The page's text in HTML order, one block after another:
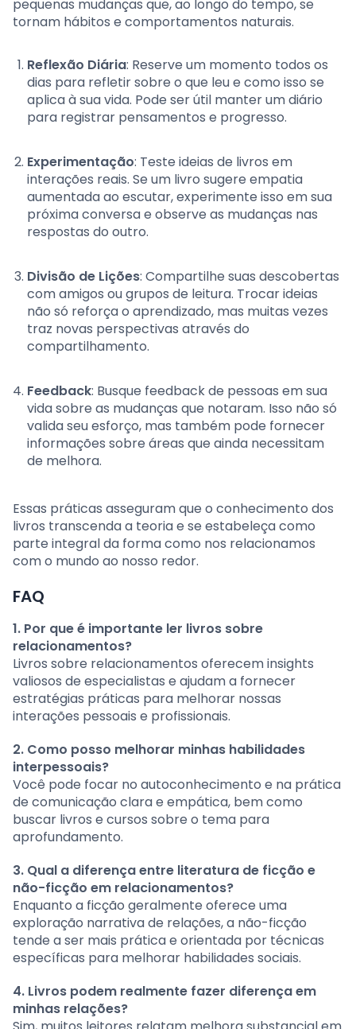
pequenas mudanças que, ao longo do tempo, se
tornam hábitos e comportamentos naturais.
Reflexão Diária: Reserve um momento todos os
dias para refletir sobre o que leu e como isso se
aplica à sua vida. Pode ser útil manter um diário
para registrar pensamentos e progresso.
Experimentação: Teste ideias de livros em
interações reais. Se um livro sugere empatia
aumentada ao escutar, experimente isso em sua
próxima conversa e observe as mudanças nas
respostas do outro.
Divisão de Lições: Compartilhe suas descobertas
com amigos ou grupos de leitura. Trocar ideias
não só reforça o aprendizado, mas muitas vezes
traz novas perspectivas através do
compartilhamento.
Feedback: Busque feedback de pessoas em sua
vida sobre as mudanças que notaram. Isso não só
valida seu esforço, mas também pode fornecer
informações sobre áreas que ainda necessitam
de melhora.
Essas práticas asseguram que o conhecimento dos
livros transcenda a teoria e se estabeleça como
parte integral da forma como nos relacionamos
com o mundo ao nosso redor.
FAQ
1. Por que é importante ler livros sobre
relacionamentos?
Livros sobre relacionamentos oferecem insights
valiosos de especialistas e ajudam a fornecer
estratégias práticas para melhorar nossas
interações pessoais e profissionais.
2. Como posso melhorar minhas habilidades
interpessoais?
Você pode focar no autoconhecimento e na prática
de comunicação clara e empática, bem como
buscar livros e cursos sobre o tema para
aprofundamento.
3. Qual a diferença entre literatura de ficção e
não-ficção em relacionamentos?
Enquanto a ficção geralmente oferece uma
exploração narrativa de relações, a não-ficção
tende a ser mais prática e orientada por técnicas
específicas para melhorar habilidades sociais.
4. Livros podem realmente fazer diferença em
minhas relações?